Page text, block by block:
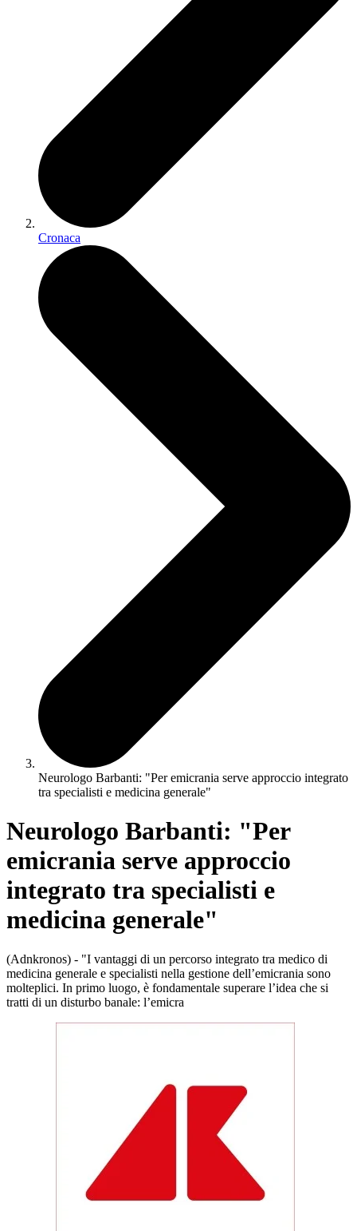
Cronaca
Neurologo Barbanti: "Per emicrania serve approccio integrato
tra specialisti e medicina generale"
Neurologo Barbanti: "Per
emicrania serve approccio
integrato tra specialisti e
medicina generale"
(Adnkronos) - "I vantaggi di un percorso integrato tra medico di
medicina generale e specialisti nella gestione dell’emicrania sono
molteplici. In primo luogo, è fondamentale superare l’idea che si
tratti di un disturbo banale: l’emicra